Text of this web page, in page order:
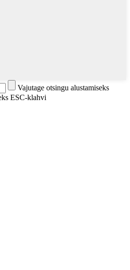
Vajutage otsingu alustamiseks
ESC-klahvi